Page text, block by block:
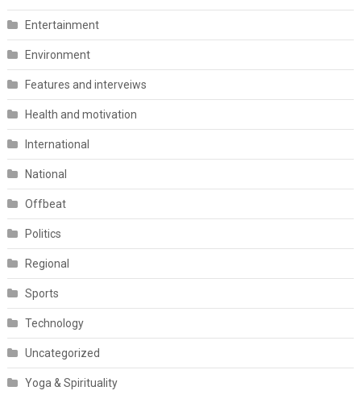
Entertainment
Environment
Features and interveiws
Health and motivation
International
National
Offbeat
Politics
Regional
Sports
Technology
Uncategorized
Yoga & Spirituality